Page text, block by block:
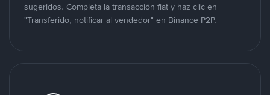
sugeridos. Completa la transacción fiat y haz clic en
"Transferido, notificar al vendedor" en Binance P2P.